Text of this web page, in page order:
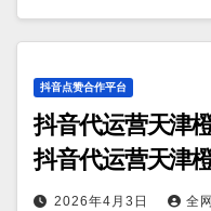
抖音点赞合作平台
抖音代运营天津
抖音代运营天津
2026年4月3日 全